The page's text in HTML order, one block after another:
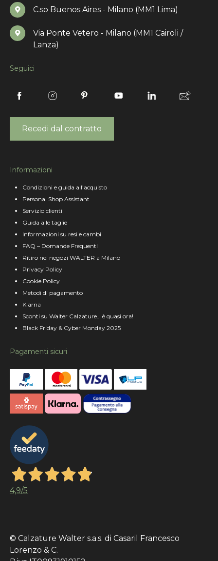
C.so Buenos Aires - Milano (MM1 Lima)
Via Ponte Vetero - Milano (MM1 Cairoli /
Lanza)
Seguici
Recedi dal contratto
Informazioni
Condizioni e guida all’acquisto
Personal Shop Assistant
Servizio clienti
Guida alle taglie
Informazioni su resi e cambi
FAQ – Domande Frequenti
Ritiro nei negozi WALTER a Milano
Privacy Policy
Cookie Policy
Metodi di pagamento
Klarna
Sconti su Walter Calzature… è quasi ora!
Black Friday & Cyber Monday 2025
Pagamenti sicuri
4,9/5
© Calzature Walter s.a.s. di Casaril Francesco
Lorenzo & C.